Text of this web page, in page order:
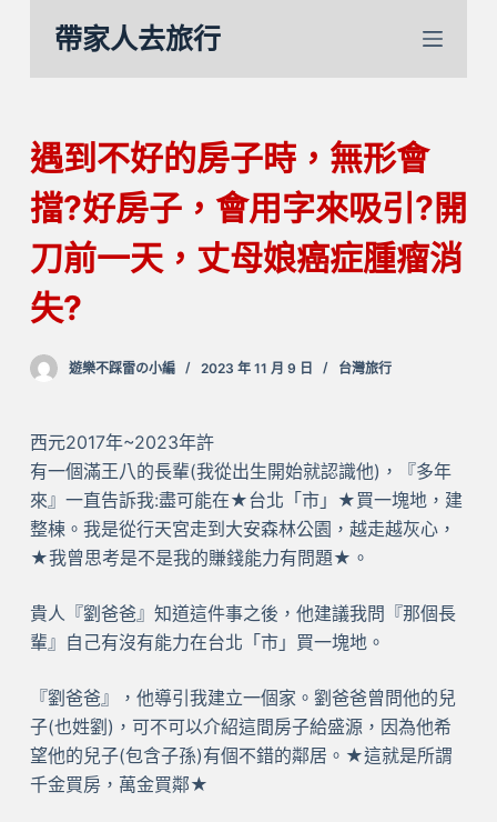
內
容
帶家人去旅行
遇到不好的房子時，無形會
擋?好房子，會用字來吸引?開
刀前一天，丈母娘癌症腫瘤消
失?
遊樂不踩雷の小編 2023 年 11 月 9 日 台灣旅行
西元2017年~2023年許
有一個滿王八的長輩(我從出生開始就認識他)，『多年
來』一直告訴我:盡可能在★台北「市」★買一塊地，建
整棟。我是從行天宮走到大安森林公園，越走越灰心，
★我曾思考是不是我的賺錢能力有問題★。
貴人『劉爸爸』知道這件事之後，他建議我問『那個長
輩』自己有沒有能力在台北「市」買一塊地。
『劉爸爸』，他導引我建立一個家。劉爸爸曾問他的兒
子(也姓劉)，可不可以介紹這間房子給盛源，因為他希
望他的兒子(包含子孫)有個不錯的鄰居。★這就是所謂
千金買房，萬金買鄰★